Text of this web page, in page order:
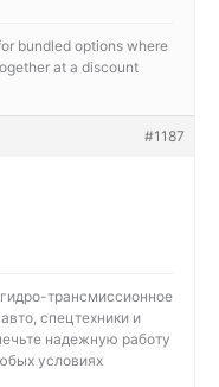
bundled options where
at a discount
#1187
трансмиссионное
спецтехники и
надежную работу
условиях